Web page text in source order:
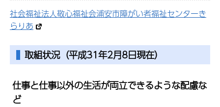
社会福祉法人敬心福祉会浦安市障がい者福祉センターき
らりあ
取組状況（平成31年2月8日現在）
仕事と仕事以外の生活が両立できるような配慮な
ど